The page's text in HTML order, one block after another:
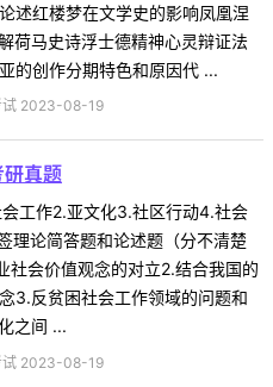
述红楼梦在文学史的影响凤凰涅
荷马史诗浮士德精神心灵辩证法
的创作分期特色和原因代 ...
试 2023-08-19
真题
工作2.亚文化3.社区行动4.社会
理论简答题和论述题（分不清楚
社会价值观念的对立2.结合我国的
3.反贫困社会工作领域的问题和
之间 ...
试 2023-08-19